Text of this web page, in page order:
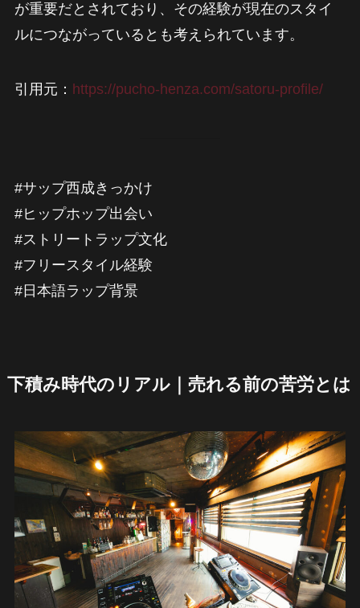
が重要だとされており、その経験が現在のスタイ
ルにつながっているとも考えられています。
引用元： https://pucho-henza.com/satoru-profile/
#サップ西成きっかけ
#ヒップホップ出会い
#ストリートラップ文化
#フリースタイル経験
#日本語ラップ背景
下積み時代のリアル｜売れる前の苦労とは